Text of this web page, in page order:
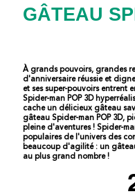
GÂTEAU
À grands pouvoirs, grandes
d'anniversaire réussie et
et ses super-pouvoirs entrent
Spider-man POP 3D
cache un délicieux gâteau
gâteau Spider-man POP 3D,
pleine d'aventures ! Spider-
populaires de l'univers des
beaucoup d'agilité : un
au plus grand nombre !